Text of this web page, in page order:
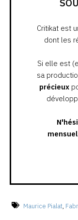
Critikat est
dont les
Si elle est
sa
précieux
Maurice Pialat,